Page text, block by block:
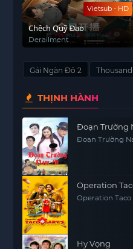
Vietsub - HD
Chệch Quỹ Đạo
Derailment
Gái Ngàn Đô 2
THỊNH HÀNH
Đoạn Trường
Đoạn Trường
Operation
Operation Taco
Hy Vọng